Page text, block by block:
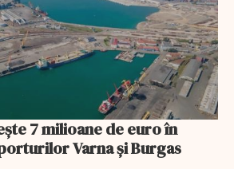
7 milioane de euro în
Varna și Burgas